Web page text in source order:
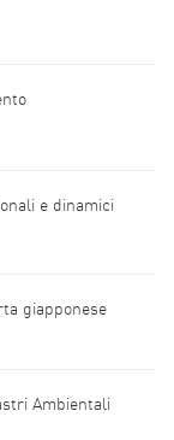
e dinamici
giapponese
Ambientali